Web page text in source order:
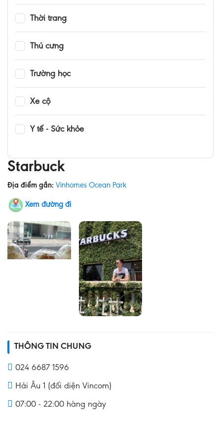
Thời trang
Thú cưng
Trường học
Xe cộ
Y tế - Sức khỏe
Starbuck
Địa điểm gần: Vinhomes Ocean Park
Xem đường đi
THÔNG TIN CHUNG
024 6687 1596
Hải Âu 1 (đối diện Vincom)
07:00 - 22:00 hàng ngày